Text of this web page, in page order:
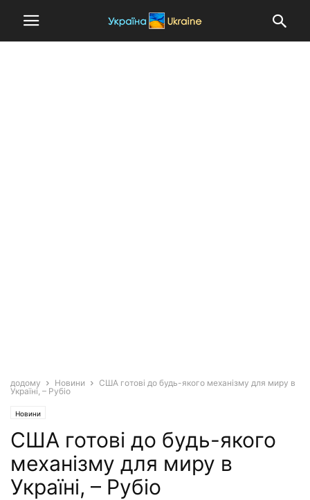
додому Новини
США готові до будь-якого механізму для миру в
Україні, – Рубіо
Новини
США готові до будь-якого
механізму для миру в
Україні, – Рубіо